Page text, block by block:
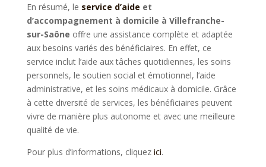
En résumé, le service d’aide et
d’accompagnement à domicile à Villefranche-
sur-Saône offre une assistance complète et adaptée
aux besoins variés des bénéficiaires. En effet, ce
service inclut l’aide aux tâches quotidiennes, les soins
personnels, le soutien social et émotionnel, l’aide
administrative, et les soins médicaux à domicile. Grâce
à cette diversité de services, les bénéficiaires peuvent
vivre de manière plus autonome et avec une meilleure
qualité de vie.
Pour plus d’informations, cliquez ici.